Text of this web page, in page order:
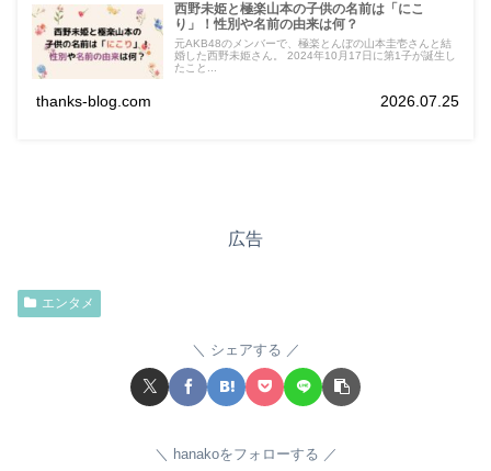
西野未姫と極楽山本の子供の名前は「にこ
り」！性別や名前の由来は何？
元AKB48のメンバーで、極楽とんぼの山本圭壱さんと結
婚した西野未姫さん。 2024年10月17日に第1子が誕生し
たこと...
thanks-blog.com 2026.07.25
広告
エンタメ
シェアする
hanakoをフォローする